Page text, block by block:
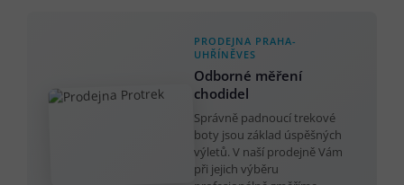
PRODEJNA PRAHA-
UHŘÍNĚVES
Odborné měření
chodidel
Správně padnoucí trekové
boty jsou základ úspěšných
výletů. V naší prodejně Vám
při jejich výběru